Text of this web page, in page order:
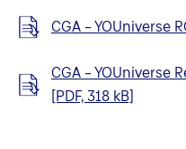
CGA – YOUniverse
CGA – YOUniverse
[PDF, 318 kB]